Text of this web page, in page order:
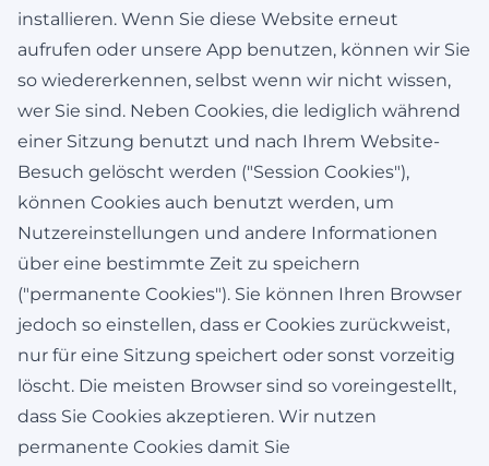
installieren. Wenn Sie diese Website erneut
aufrufen oder unsere App benutzen, können wir Sie
so wiedererkennen, selbst wenn wir nicht wissen,
wer Sie sind. Neben Cookies, die lediglich während
einer Sitzung benutzt und nach Ihrem Website-
Besuch gelöscht werden ("Session Cookies"),
können Cookies auch benutzt werden, um
Nutzereinstellungen und andere Informationen
über eine bestimmte Zeit zu speichern
("permanente Cookies"). Sie können Ihren Browser
jedoch so einstellen, dass er Cookies zurückweist,
nur für eine Sitzung speichert oder sonst vorzeitig
löscht. Die meisten Browser sind so voreingestellt,
dass Sie Cookies akzeptieren. Wir nutzen
permanente Cookies damit Sie